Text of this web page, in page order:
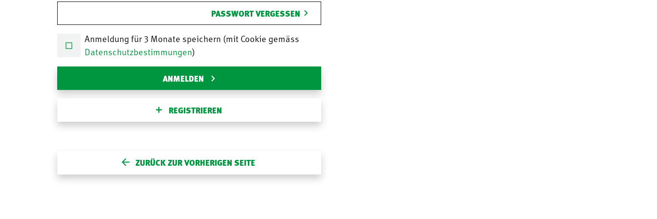
PASSWORT VERGESSEN
Anmeldung für 3 Monate speichern (mit Cookie gemäss
Datenschutzbestimmungen)
ANMELDEN
REGISTRIEREN
ZURÜCK ZUR VORHERIGEN SEITE